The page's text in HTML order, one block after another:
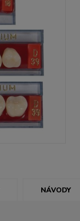
NÁVODY